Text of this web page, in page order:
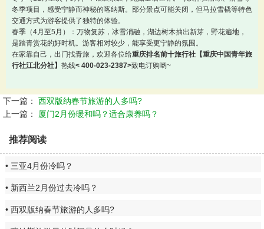
冬季项目，感受宁静而神秘的喀纳斯。部分景点可能关闭，但马拉雪橇等特色
交通方式为游客提供了独特的体验。
春季（4月至5月）：万物复苏，冰雪消融，湖边树木抽出新芽，野花遍地，
是踏青赏花的好时机。游客相对较少，能享受更宁静的氛围。
在家靠自己，出门找青旅，欢迎各位给重庆排名前十旅行社【重庆中国青年旅
行社江北分社】 热线< 400-023-2387>致电订购哟~
下一篇： 西双版纳春节旅游的人多吗?
上一篇：
厦门2月份暖和吗？适合康养吗？
推荐阅读
三亚4月份冷吗？
新西兰2月份过去冷吗？
西双版纳春节旅游的人多吗?